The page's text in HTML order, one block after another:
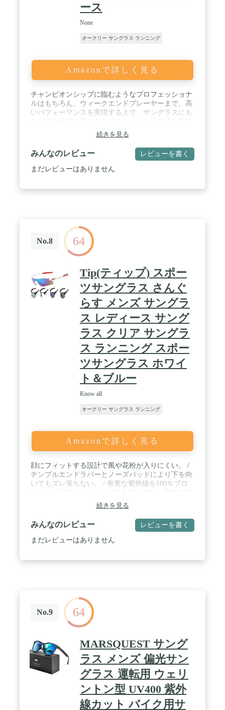
ース
None
オークリー サングラス ランニング
Amazonで詳しく見る
チャンピオンシップに臨むようなプロフェッショナ
ルはもちろん、ウィークエンドプレーヤーまで、高
いパフォーマンスを実現する上で、サングラスにも
を集めるオークリー。数多くの特許技術や、妥協の
ないテストを繰り返し実現される、他のサングラス
とは異次元の性能を身にまとったオークリーのアイ
ウェア。日本国内だけでなく、世界中が支持する革
新的なアイデアで挑戦を続けるその脅威の性能を是
出。滑りを止めるUnobtanium®製イヤーソックス
で、お顔の大きさに関わらず快適にフィットしま
す。レンズはPRIZM™レンズを採用しているのでコ
ントラストを最大化し、視認性を向上させる視界を
提供します。 / 【サイズについて】レンズの横幅
50mm、レンズの縦幅42mm、ブリッジ幅19mm、全
体の横幅138mm、全体の縦幅46mm、テンプルの長
さ140mm、メーカー公表サイズ50□19-140 【カラ
ーについて】フレームカラー：サテンブラック、レ
ンズカラー：プリズムグレー、紫外線カット率：
99%以上、可視光線透過率：17% 付属品：ソフト
ケース、取り扱い説明書※付属品の仕様は予告なく
変更になる場合がございます。予めご了承ください
ませ。 状態：新品未使用
続きを見る
みんなのレビュー レビューを書く
まだレビューはありません
No.8 64
Tip(ティップ) スポー
ツサングラス さんぐ
らす メンズ サングラ
ス レディース サング
ラス クリア サングラ
ス ランニング スポー
ツサングラス ホワイ
ト＆ブルー
Know all
オークリー サングラス ランニング
Amazonで詳しく見る
顔にフィットする設計で風や花粉が入りにくい。 /
テンプルエンドラバーとノーズパッドにより下を向
いてもズレ落ちない。 / 有害な紫外線を100％ブロ
適なフレーム。痛くなりにくい。 / ハンマーで叩い
続きを見る
みんなのレビュー レビューを書く
まだレビューはありません
No.9 64
MARSQUEST サング
ラス メンズ 偏光サン
グラス 運転用 ウェリ
ントン型 UV400 紫外
線カット バイク用サ